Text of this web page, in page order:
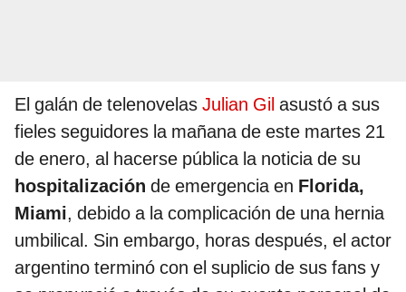
El galán de telenovelas Julian Gil asustó a sus
fieles seguidores la mañana de este martes 21
de enero, al hacerse pública la noticia de su
hospitalización de emergencia en Florida,
Miami, debido a la complicación de una hernia
umbilical. Sin embargo, horas después, el actor
argentino terminó con el suplicio de sus fans y